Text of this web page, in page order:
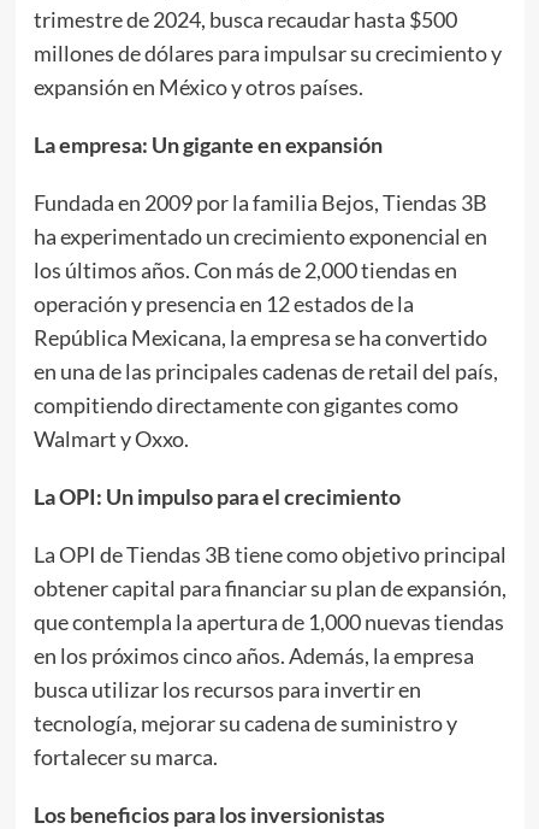
trimestre de 2024, busca recaudar hasta $500
millones de dólares para impulsar su crecimiento y
expansión en México y otros países.
La empresa: Un gigante en expansión
Fundada en 2009 por la familia Bejos, Tiendas 3B
ha experimentado un crecimiento exponencial en
los últimos años. Con más de 2,000 tiendas en
operación y presencia en 12 estados de la
República Mexicana, la empresa se ha convertido
en una de las principales cadenas de retail del país,
compitiendo directamente con gigantes como
Walmart y Oxxo.
La OPI: Un impulso para el crecimiento
La OPI de Tiendas 3B tiene como objetivo principal
obtener capital para financiar su plan de expansión,
que contempla la apertura de 1,000 nuevas tiendas
en los próximos cinco años. Además, la empresa
busca utilizar los recursos para invertir en
tecnología, mejorar su cadena de suministro y
fortalecer su marca.
Los beneficios para losinversionistas